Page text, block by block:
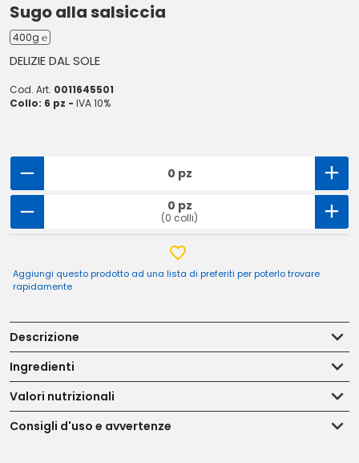
Sugo alla salsiccia
400g ℮
DELIZIE DAL SOLE
Cod. Art. 0011645501
Collo: 6 pz - IVA 10%
0 pz
0 pz
(0 colli)
Aggiungi questo prodotto ad una lista di preferiti per poterlo trovare
rapidamente
Descrizione
Ingredienti
Valori nutrizionali
Consigli d'uso e avvertenze